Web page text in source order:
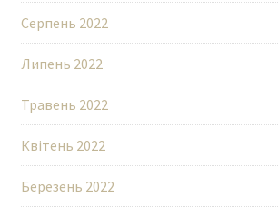
Серпень 2022
Липень 2022
Травень 2022
Квітень 2022
Березень 2022